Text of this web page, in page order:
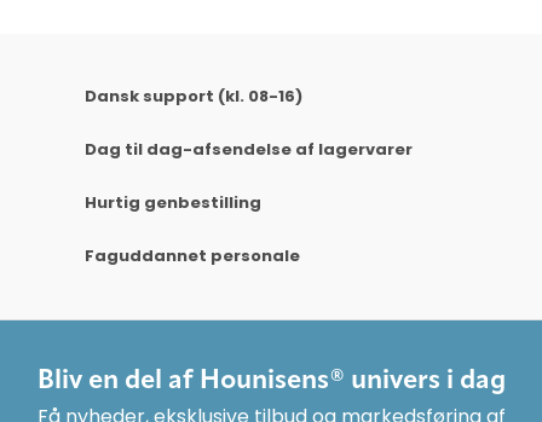
Dansk support (kl. 08-16)
Dag til dag-afsendelse af lagervarer
Hurtig genbestilling
Faguddannet personale
Bliv en del af Hounisens® univers i dag
Få nyheder, eksklusive tilbud og markedsføring af